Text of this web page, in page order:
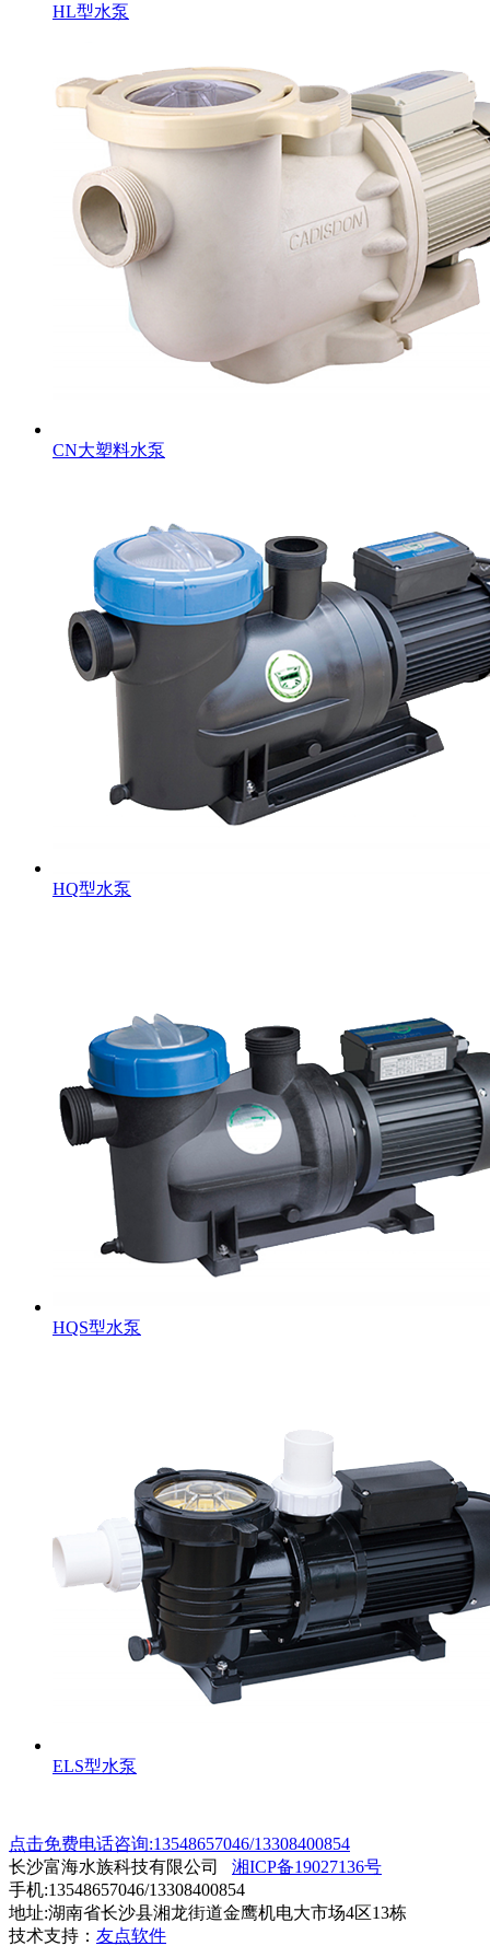
HL型水泵
CN大塑料水泵
HQ型水泵
HQS型水泵
ELS型水泵
点击免费电话咨询:13548657046/13308400854
长沙富海水族科技有限公司 湘ICP备19027136号
手机:13548657046/13308400854
地址:湖南省长沙县湘龙街道金鹰机电大市场4区13栋
技术支持： 友点软件